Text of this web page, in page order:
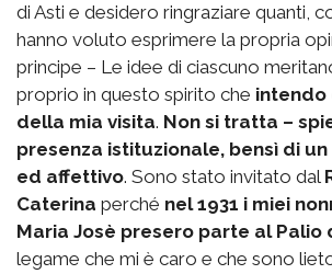
di Asti e desidero ringraziare quanti,
hanno voluto esprimere la propria
principe – Le idee di ciascuno
proprio in questo spirito che intendo
della mia visita. Non si tratta –
presenza istituzionale, bensì di
ed affettivo. Sono stato invitato dal
Caterina perché nel 1931 i miei
Maria Josè presero parte al Palio
legame che mi è caro e che sono